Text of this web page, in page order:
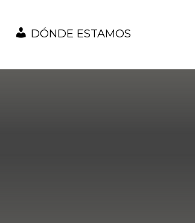
DÓNDE ESTAMOS